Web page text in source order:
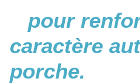
pour
caractère
porche.